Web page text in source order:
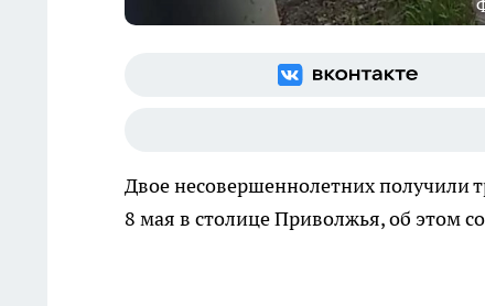
Двое несовершеннолетних получили
8 мая в столице Приволжья, об этом